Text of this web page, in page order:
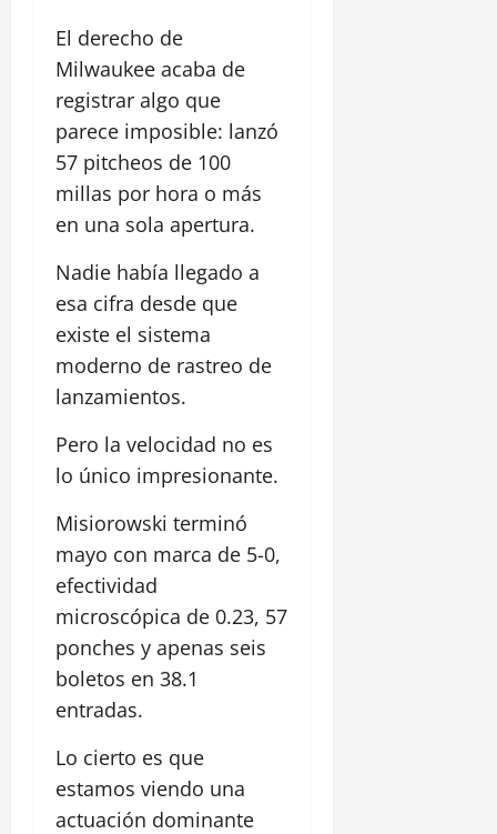
El derecho de
Milwaukee acaba de
registrar algo que
parece imposible: lanzó
57 pitcheos de 100
millas por hora o más
en una sola apertura.
Nadie había llegado a
esa cifra desde que
existe el sistema
moderno de rastreo de
lanzamientos.
Pero la velocidad no es
lo único impresionante.
Misiorowski terminó
mayo con marca de 5-0,
efectividad
microscópica de 0.23, 57
ponches y apenas seis
boletos en 38.1
entradas.
Lo cierto es que
estamos viendo una
actuación dominante